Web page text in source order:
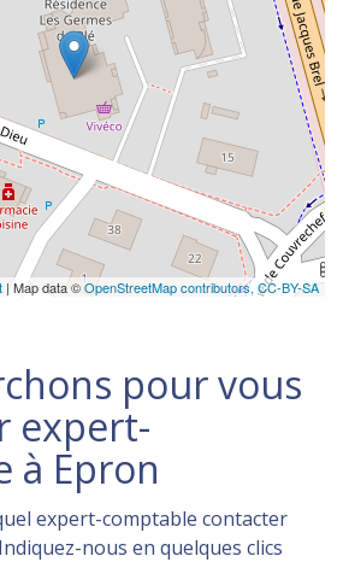
| Map data ©OpenStreetMap contributors, CC-BY-SA
pour vous
expert-
à Epron
expert-comptable contacter
nous en quelques clics